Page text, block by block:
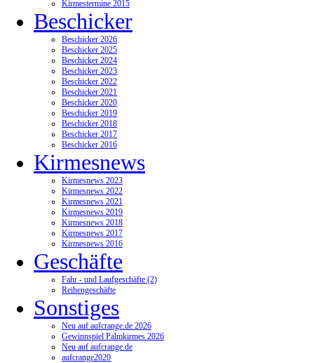
Kirmestermine 2015
Beschicker
Beschicker 2026
Beschicker 2025
Beschicker 2024
Beschicker 2023
Beschicker 2022
Beschicker 2021
Beschicker 2020
Beschicker 2019
Beschicker 2018
Beschicker 2017
Beschicker 2016
Kirmesnews
Kirmesnews 2023
Kirmesnews 2022
Kirmesnews 2021
Kirmesnews 2019
Kirmesnews 2018
Kirmesnews 2017
Kirmesnews 2016
Geschäfte
Fahr - und Laufgeschäfte (2)
Reihengeschäfte
Sonstiges
Neu auf aufcrange.de 2026
Gewinnspiel Palmkirmes 2026
Neu auf aufcrange.de
aufcrange2020